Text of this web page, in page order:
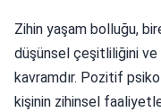
Zihin yaşam bolluğu,
düşünsel çeşitliliğini
kavramdır. Pozitif
kişinin zihinsel